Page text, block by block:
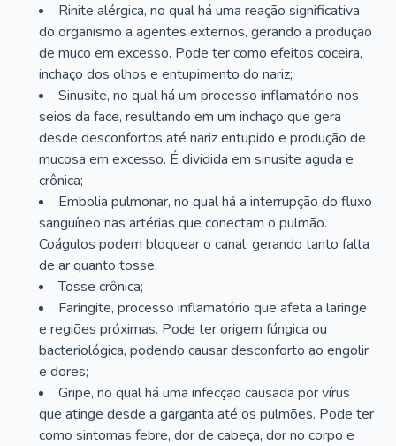
Rinite alérgica, no qual há uma reação significativa
do organismo a agentes externos, gerando a produção
de muco em excesso. Pode ter como efeitos coceira,
inchaço dos olhos e entupimento do nariz;
Sinusite, no qual há um processo inflamatório nos
seios da face, resultando em um inchaço que gera
desde desconfortos até nariz entupido e produção de
mucosa em excesso. É dividida em sinusite aguda e
crônica;
Embolia pulmonar, no qual há a interrupção do fluxo
sanguíneo nas artérias que conectam o pulmão.
Coágulos podem bloquear o canal, gerando tanto falta
de ar quanto tosse;
Tosse crônica;
Faringite, processo inflamatório que afeta a laringe
e regiões próximas. Pode ter origem fúngica ou
bacteriológica, podendo causar desconforto ao engolir
e dores;
Gripe, no qual há uma infecção causada por vírus
que atinge desde a garganta até os pulmões. Pode ter
como sintomas febre, dor de cabeça, dor no corpo e